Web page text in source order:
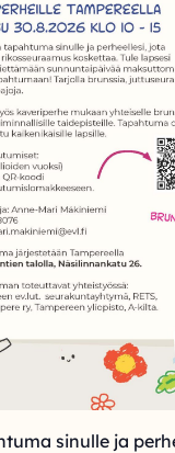
sinulle ja